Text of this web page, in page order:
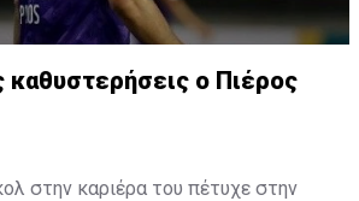
καθυστερήσεις ο Πιέρος
στην καριέρα του πέτυχε στην